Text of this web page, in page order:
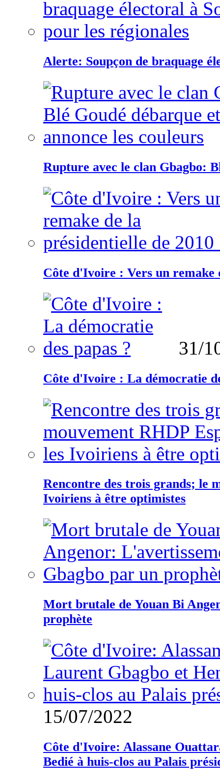
Alerte: Soupçon de braquage
Rupture avec le clan Gbagbo:
Côte d'Ivoire : Vers un remake
31/
Côte d'Ivoire : La démocratie
Rencontre des trois grands; le
Ivoiriens à être optimistes
Mort brutale de Youan Bi
prophète
15/07/2022
Côte d'Ivoire: Alassane
Bedié à huis-clos au Palais